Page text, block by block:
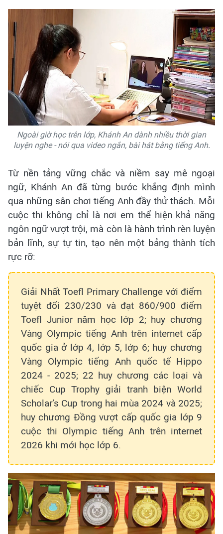
Ngoài giờ học trên lớp, Khánh An dành nhiều thời gian
luyện nghe - nói qua video ngắn, bài hát bằng tiếng Anh.
Từ nền tảng vững chắc và niềm say mê ngoại
ngữ, Khánh An đã từng bước khẳng định mình
qua những sân chơi tiếng Anh đầy thử thách. Mỗi
cuộc thi không chỉ là nơi em thể hiện khả năng
ngôn ngữ vượt trội, mà còn là hành trình rèn luyện
bản lĩnh, sự tự tin, tạo nên một bảng thành tích
rực rỡ:
Giải Nhất Toefl Primary Challenge với điểm
tuyệt đối 230/230 và đạt 860/900 điểm
Toefl Junior năm học lớp 2; huy chương
Vàng Olympic tiếng Anh trên internet cấp
quốc gia ở lớp 4, lớp 5, lớp 6; huy chương
Vàng Olympic tiếng Anh quốc tế Hippo
2024 - 2025; 22 huy chương các loại và
chiếc Cup Trophy giải tranh biện World
Scholar’s Cup trong hai mùa 2024 và 2025;
huy chương Đồng vượt cấp quốc gia lớp 9
cuộc thi Olympic tiếng Anh trên internet
2026 khi mới học lớp 6.